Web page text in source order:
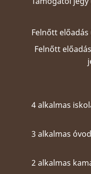
Felnőtt
Felnőtt
4 alkalmas
3 alkalmas
2 alkalmas